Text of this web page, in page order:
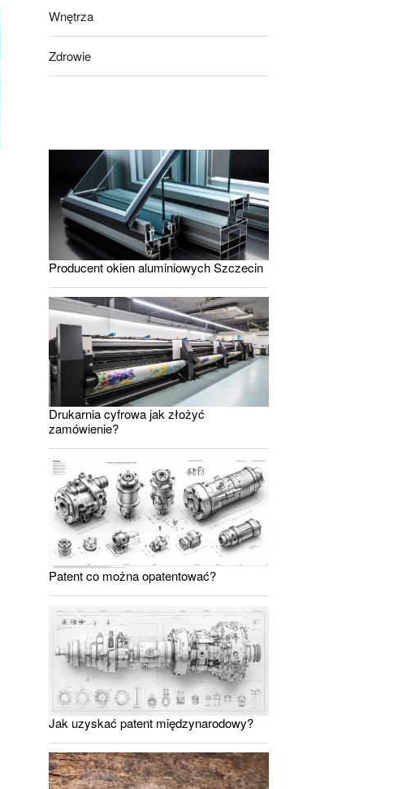
Wnętrza
Zdrowie
Producent okien aluminiowych Szczecin
Drukarnia cyfrowa jak złożyć
zamówienie?
Patent co można opatentować?
Jak uzyskać patent międzynarodowy?